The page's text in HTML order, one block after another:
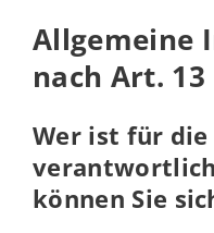
Allgemeine
nach Art. 13
Wer ist für
können Sie